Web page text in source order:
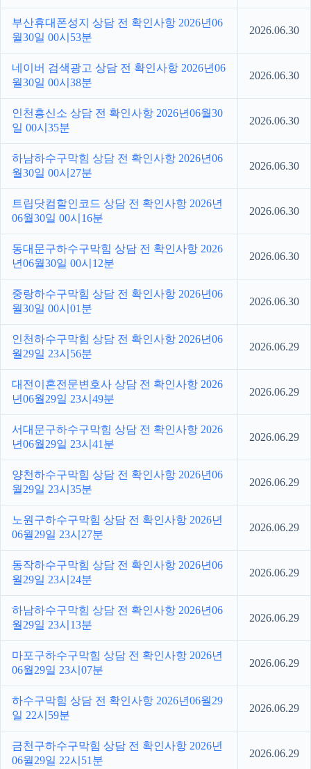
부산휴대폰성지 상담 전 확인사항 2026년06
월30일 00시53분
2026.06.30
네이버 검색광고 상담 전 확인사항 2026년06
월30일 00시38분
2026.06.30
인천흥신소 상담 전 확인사항 2026년06월30
일 00시35분
2026.06.30
하남하수구막힘 상담 전 확인사항 2026년06
월30일 00시27분
2026.06.30
트립닷컴할인코드 상담 전 확인사항 2026년
06월30일 00시16분
2026.06.30
동대문구하수구막힘 상담 전 확인사항 2026
년06월30일 00시12분
2026.06.30
중랑하수구막힘 상담 전 확인사항 2026년06
월30일 00시01분
2026.06.30
인천하수구막힘 상담 전 확인사항 2026년06
월29일 23시56분
2026.06.29
대전이혼전문변호사 상담 전 확인사항 2026
년06월29일 23시49분
2026.06.29
서대문구하수구막힘 상담 전 확인사항 2026
년06월29일 23시41분
2026.06.29
양천하수구막힘 상담 전 확인사항 2026년06
월29일 23시35분
2026.06.29
노원구하수구막힘 상담 전 확인사항 2026년
06월29일 23시27분
2026.06.29
동작하수구막힘 상담 전 확인사항 2026년06
월29일 23시24분
2026.06.29
하남하수구막힘 상담 전 확인사항 2026년06
월29일 23시13분
2026.06.29
마포구하수구막힘 상담 전 확인사항 2026년
06월29일 23시07분
2026.06.29
하수구막힘 상담 전 확인사항 2026년06월29
일 22시59분
2026.06.29
금천구하수구막힘 상담 전 확인사항 2026년
06월29일 22시51분
2026.06.29